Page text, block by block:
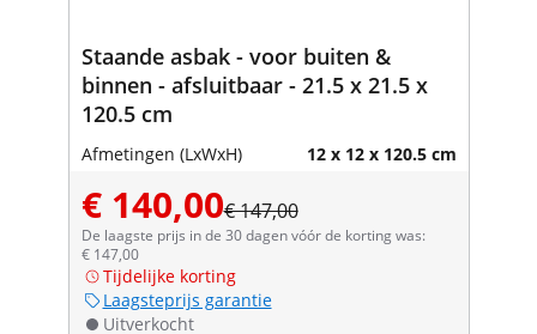
Staande asbak - voor buiten &
binnen - afsluitbaar - 21.5 x 21.5 x
120.5 cm
Afmetingen (LxWxH) 12 x 12 x 120.5 cm
€ 140,00€ 147,00
De laagste prijs in de 30 dagen vóór de korting was:
€ 147,00
Tijdelijke korting
Laagsteprijs garantie
Uitverkocht